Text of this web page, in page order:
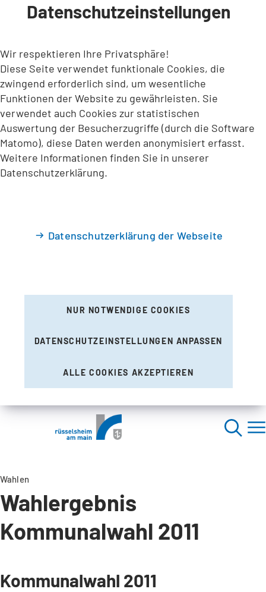
INHALT ANSPRINGEN
Datenschutzeinstellungen
Wir respektieren Ihre Privatsphäre!
Diese Seite verwendet funktionale Cookies, die
zwingend erforderlich sind, um wesentliche
Funktionen der Website zu gewährleisten. Sie
verwendet auch Cookies zur statistischen
Auswertung der Besucherzugriffe (durch die Software
Matomo), diese Daten werden anonymisiert erfasst.
Weitere Informationen finden Sie in unserer
Datenschutzerklärung.
Datenschutzerklärung der Webseite
NUR NOTWENDIGE COOKIES
DATENSCHUTZEINSTELLUNGEN ANPASSEN
ALLE COOKIES AKZEPTIEREN
Wahlen
Wahlergebnis
Kommunalwahl 2011
Kommunalwahl 2011